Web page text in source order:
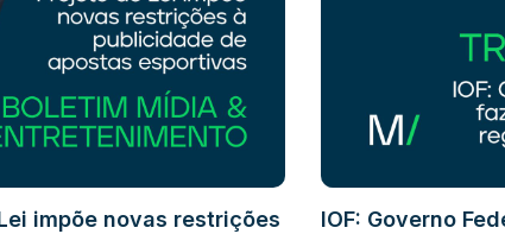
impõe novas restrições
IOF: Governo